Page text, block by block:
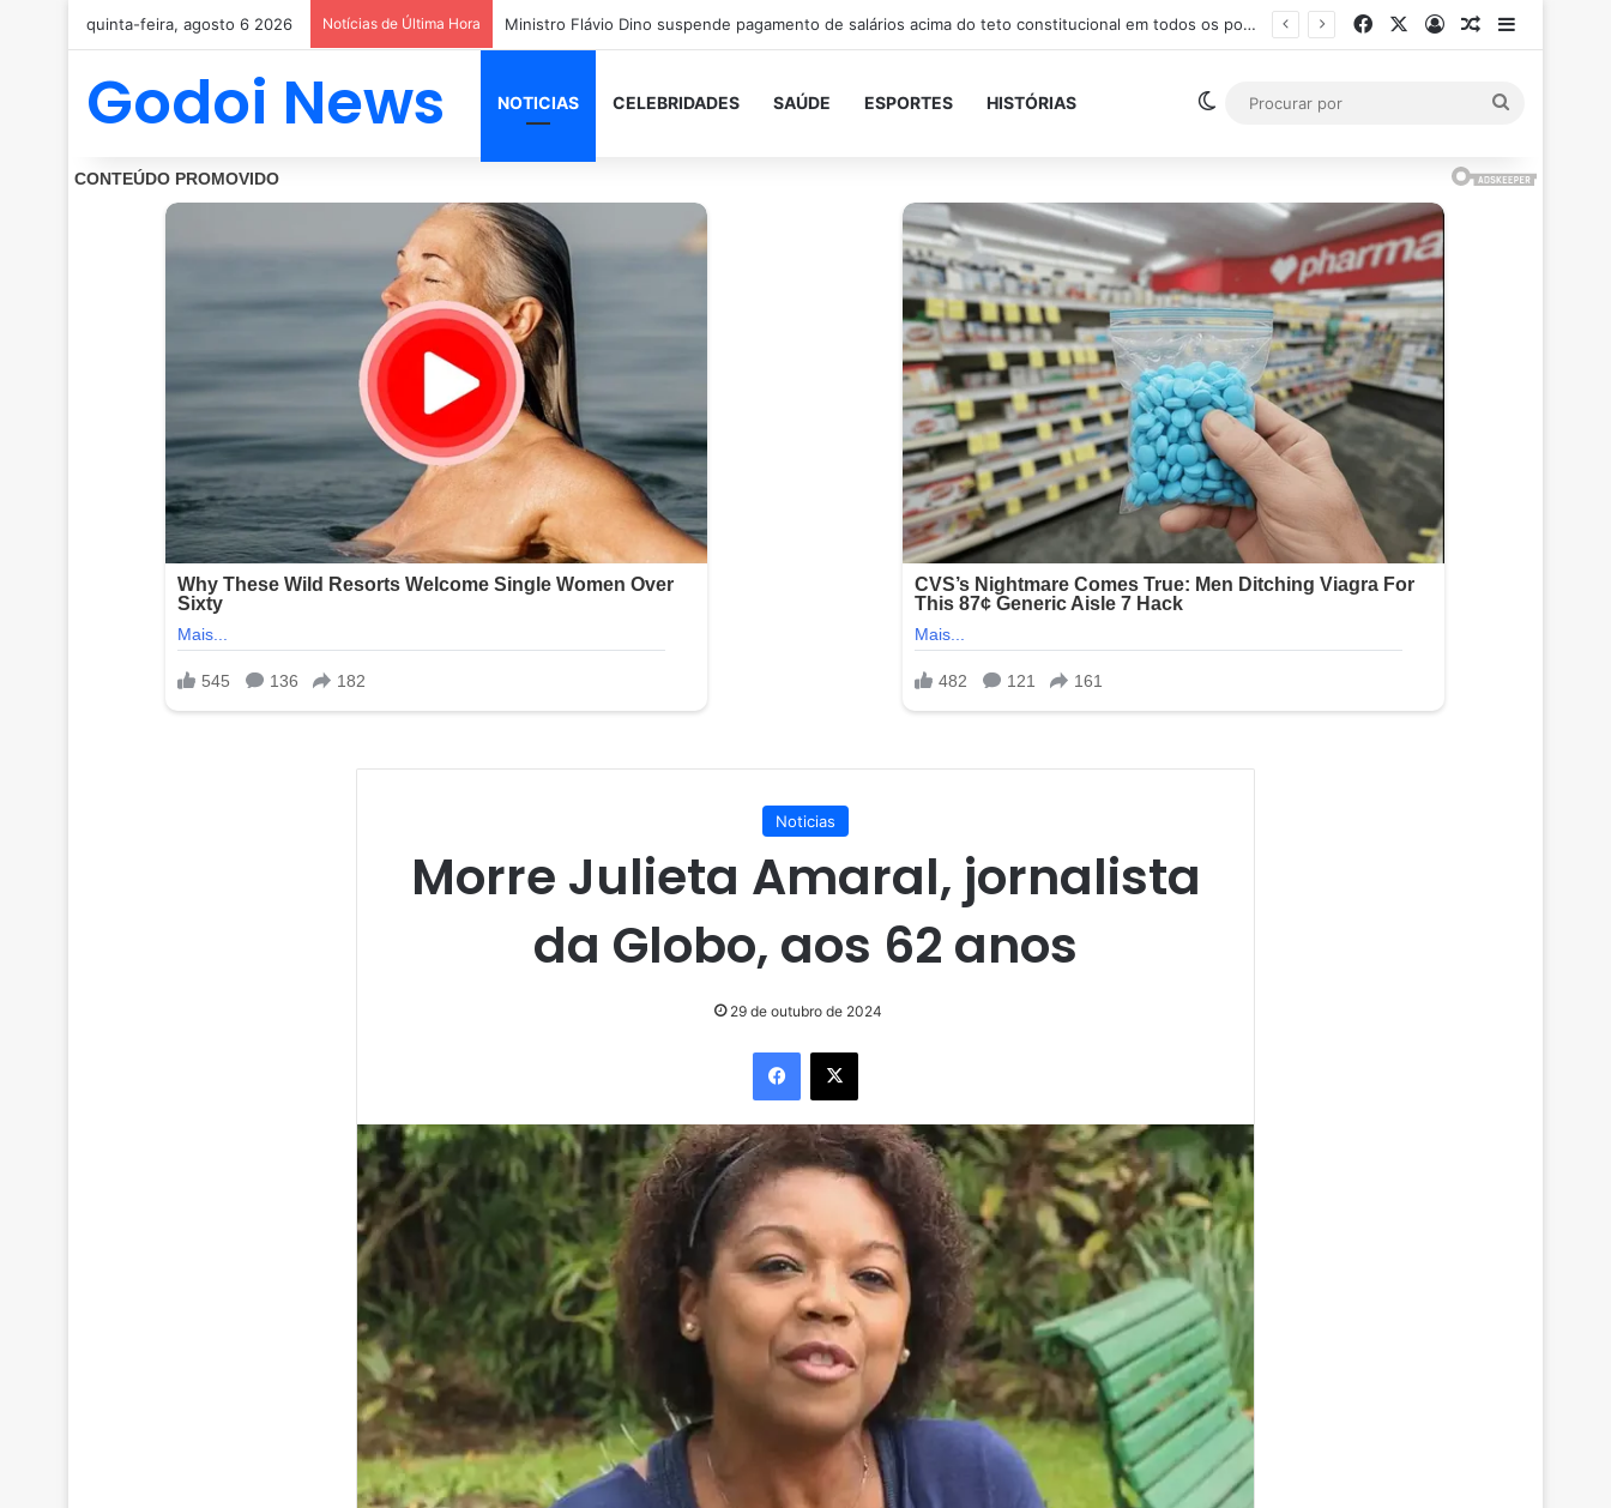
quinta-feira, agosto 6 2026 Notícias de Última Hora Ministro Flávio Dino suspende pagamento de salários acima do teto constitucional em todos os poderes FacebookEntrarArtigoBarra
Godoi News NOTICIAS CELEBRIDADES SAÚDE ESPORTES HISTÓRIAS Switch skin
Noticias
Morre Julieta Amaral, jornalista
da Globo, aos 62 anos
29 de outubro de 2024
Facebook
X